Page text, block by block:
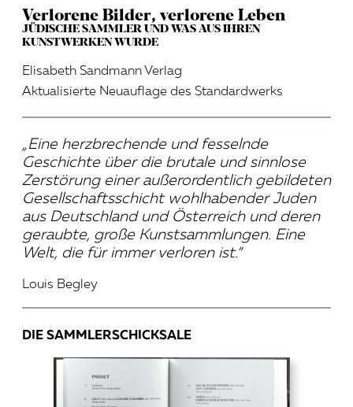
Verlorene Bilder, verlorene Leben
JÜDISCHE SAMMLER UND WAS AUS IHREN
KUNSTWERKEN WURDE
Elisabeth Sandmann Verlag
Aktualisierte Neuauflage des Standardwerks
„Eine herzbrechende und fesselnde
Geschichte über die brutale und sinnlose
Zerstörung einer außerordentlich gebildeten
Gesellschaftsschicht wohlhabender Juden
aus Deutschland und Österreich und deren
geraubte, große Kunstsammlungen. Eine
Welt, die für immer verloren ist.“
Louis Begley
DIE SAMMLERSCHICKSALE